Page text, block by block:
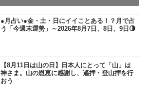
●月占い●金・土・日にイイことある！？月で占
う「今週末運勢」～2026年8月7日、8日、9日🌗
【8月11日は山の日】日本人にとって「山」は
神さま。山の恩恵に感謝し、遙拝・登山拝を行
おう